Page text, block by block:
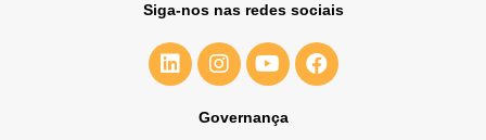
Siga-nos nas redes sociais
Governança